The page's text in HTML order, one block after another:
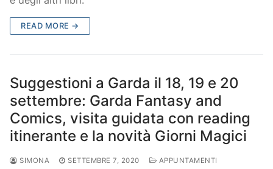
READ MORE →
Suggestioni a Garda il 18, 19 e 20
settembre: Garda Fantasy and
Comics, visita guidata con reading
itinerante e la novità Giorni Magici
SIMONA SETTEMBRE 7, 2020
APPUNTAMENTI